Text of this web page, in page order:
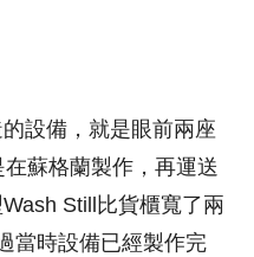
設備，就是眼前兩座
蘇格蘭製作，再運送
Still比貨櫃寬了兩
當時設備已經製作完